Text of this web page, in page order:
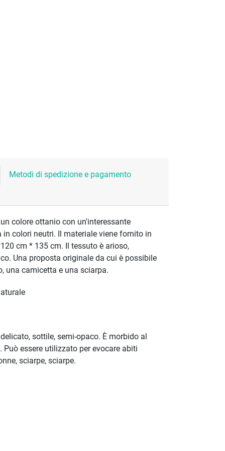
Metodi di spedizione e pagamento
colore ottanio con un'interessante
colori neutri. Il materiale viene fornito in
cm * 135 cm. Il tessuto è arioso,
Una proposta originale da cui è possibile
una camicetta e una sciarpa.
sottile, semi-opaco. È morbido al
essere utilizzato per evocare abiti
sciarpe, sciarpe.